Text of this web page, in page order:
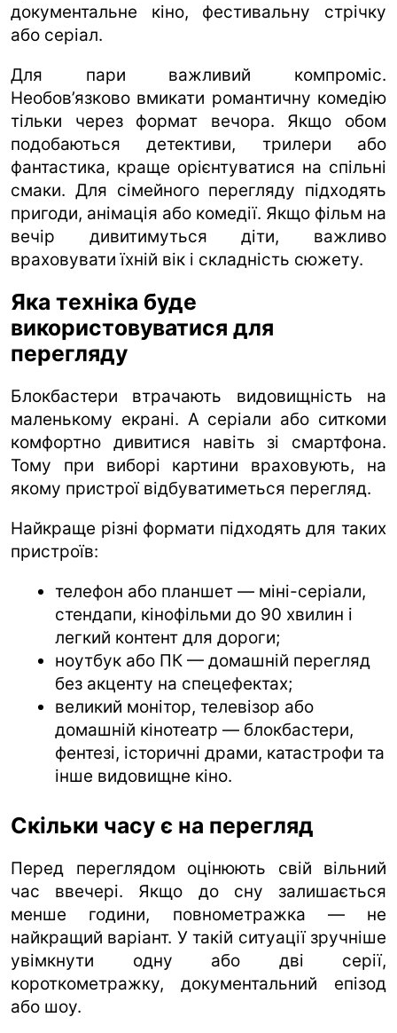
документальне кіно, фестивальну стрічку
або серіал.
Для пари важливий компроміс.
Необов’язково вмикати романтичну комедію
тільки через формат вечора. Якщо обом
подобаються детективи, трилери або
фантастика, краще орієнтуватися на спільні
смаки. Для сімейного перегляду підходять
пригоди, анімація або комедії. Якщо фільм на
вечір дивитимуться діти, важливо
враховувати їхній вік і складність сюжету.
Яка техніка буде
використовуватися для
перегляду
Блокбастери втрачають видовищність на
маленькому екрані. А серіали або ситкоми
комфортно дивитися навіть зі смартфона.
Тому при виборі картини враховують, на
якому пристрої відбуватиметься перегляд.
Найкраще різні формати підходять для таких
пристроїв:
телефон або планшет — міні-серіали,
стендапи, кінофільми до 90 хвилин і
легкий контент для дороги;
ноутбук або ПК — домашній перегляд
без акценту на спецефектах;
великий монітор, телевізор або
домашній кінотеатр — блокбастери,
фентезі, історичні драми, катастрофи та
інше видовищне кіно.
Скільки часу є на перегляд
Перед переглядом оцінюють свій вільний
час ввечері. Якщо до сну залишається
менше години, повнометражка — не
найкращий варіант. У такій ситуації зручніше
увімкнути одну або дві серії,
короткометражку, документальний епізод
або шоу.